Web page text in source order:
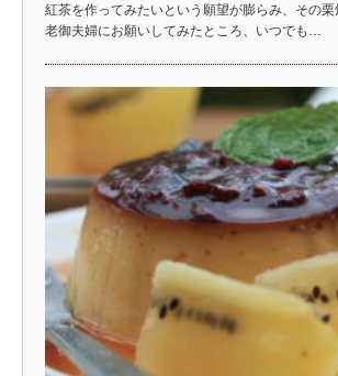
紅茶を作ってみたいという願望が膨らみ、その
老御夫婦にお願いしてみたところ、いつでも…